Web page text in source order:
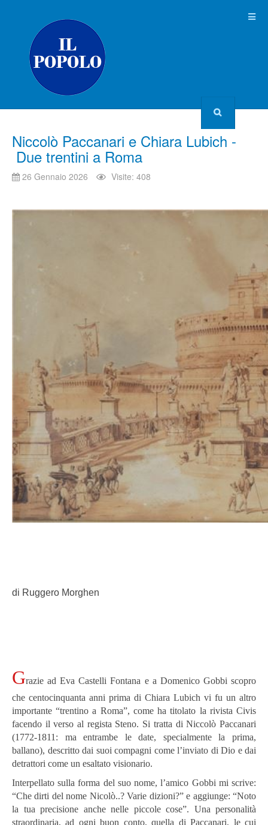
Niccolò Paccanari e Chiara Lubich -
Due trentini a Roma
26 Gennaio 2026 Visite: 408
di Ruggero Morghen
Grazie ad Eva Castelli Fontana e a Domenico Gobbi scopro
che centocinquanta anni prima di Chiara Lubich vi fu un altro
importante “trentino a Roma”, come ha titolato la rivista Civis
facendo il verso al regista Steno. Si tratta di Niccolò Paccanari
(1772-1811: ma entrambe le date, specialmente la prima,
ballano), descritto dai suoi compagni come l’inviato di Dio e dai
detrattori come un esaltato visionario.
Interpellato sulla forma del suo nome, l’amico Gobbi mi scrive:
“Che dirti del nome Nicolò..? Varie dizioni?” e aggiunge: “Noto
la tua precisione anche nelle piccole cose”. Una personalità
straordinaria, ad ogni buon conto, quella di Paccanari, le cui